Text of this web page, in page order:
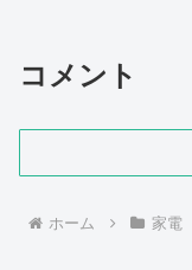
コメント
ホーム 家電